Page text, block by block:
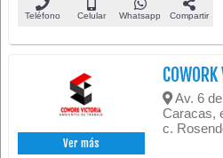
Teléfono Celular Whatsapp Compartir
Ver más
Av. 6
Caracas,
c.